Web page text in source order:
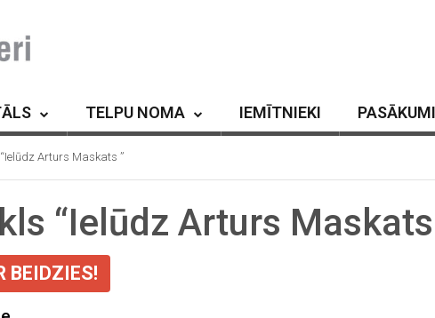
TELPU NOMA IEMĪTNIEKI PASĀKUMI
Arturs Maskats ”
“Ielūdz Arturs Maskats
BEIDZIES!